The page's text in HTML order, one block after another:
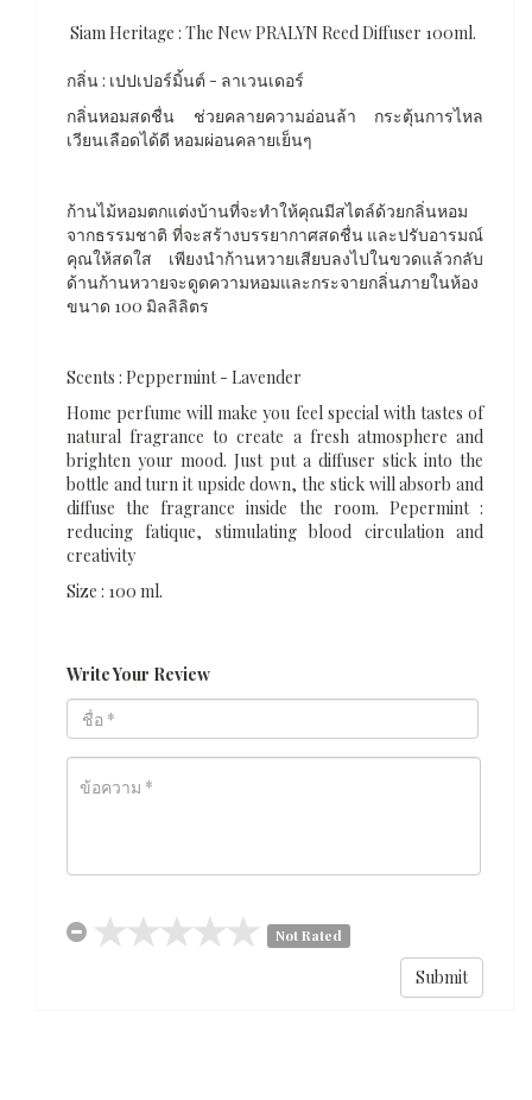
Siam Heritage : The New PRALYN Reed Diffuser 100ml.
กลิ่น : เปปเปอร์มิ้นต์ - ลาเวนเดอร์
กลิ่นหอมสดชื่น ช่วยคลายความอ่อนล้า กระตุ้นการไหล
เวียนเลือดได้ดี หอมผ่อนคลายเย็นๆ
ก้านไม้หอมตกแต่งบ้านที่จะทำให้คุณมีสไตล์ด้วยกลิ่นหอม
จากธรรมชาติ ที่จะสร้างบรรยากาศสดชื่น และปรับอารมณ์
คุณให้สดใส เพียงนำก้านหวายเสียบลงไปในขวดแล้วกลับ
ด้านก้านหวายจะดูดความหอมและกระจายกลิ่นภายในห้อง
ขนาด 100 มิลลิลิตร
Scents : Peppermint - Lavender
Home perfume will make you feel special with tastes of
natural fragrance to create a fresh atmosphere and
brighten your mood. Just put a diffuser stick into the
bottle and turn it upside down, the stick will absorb and
diffuse the fragrance inside the room. Pepermint :
reducing fatique, stimulating blood circulation and
creativity
Size : 100 ml.
Write Your Review
Not Rated